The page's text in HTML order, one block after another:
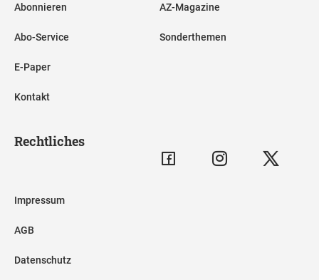
Abonnieren
Abo-Service
E-Paper
Kontakt
AZ-Magazine
Sonderthemen
Rechtliches
Impressum
AGB
Datenschutz